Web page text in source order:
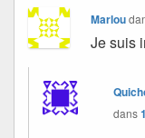
Marlou
Je suis
dans